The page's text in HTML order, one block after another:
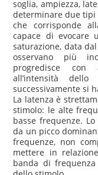
soglia, ampiezza,
determinare due tipi
che corrisponde
capace di evocare
saturazione, data
osservano più
progredisce con
all’intensità
successivamente si
La latenza è
stimolo: le alte
basse frequenze.
da un picco
frequenze, non
mettere in
banda di